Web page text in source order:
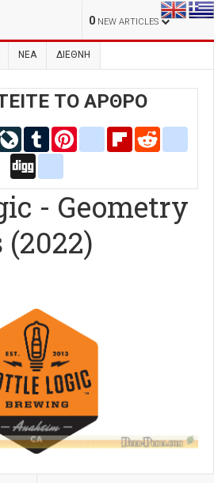
0 NEW ARTICLES
ΝΕΑ ΔΙΕΘΝΗ
ΤΟ ΑΡΘΡΟ
LinkedInLiveJournal
Tumblr Pinterestblogger_post
Flipboard
- Geometry
(2022)